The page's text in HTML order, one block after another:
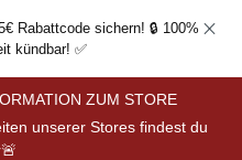
Rabattcode sichern! 🔒 100%
kündbar! ✅
ZUM STORE
unserer Stores findest du